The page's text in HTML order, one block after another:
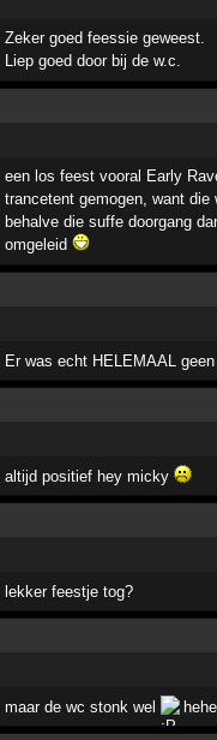
Zeker goed feessie geweest.
Liep goed door bij de w.c.
een los feest vooral Early
trancetent gemogen, want die
behalve die suffe doorgang
omgeleid
Er was echt HELEMAAL geen
altijd positief hey micky
lekker feestje tog?
maar de wc stonk wel